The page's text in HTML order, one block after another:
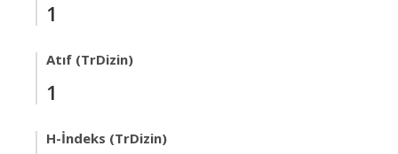
1
Atıf (TrDizin)
1
H-İndeks (TrDizin)